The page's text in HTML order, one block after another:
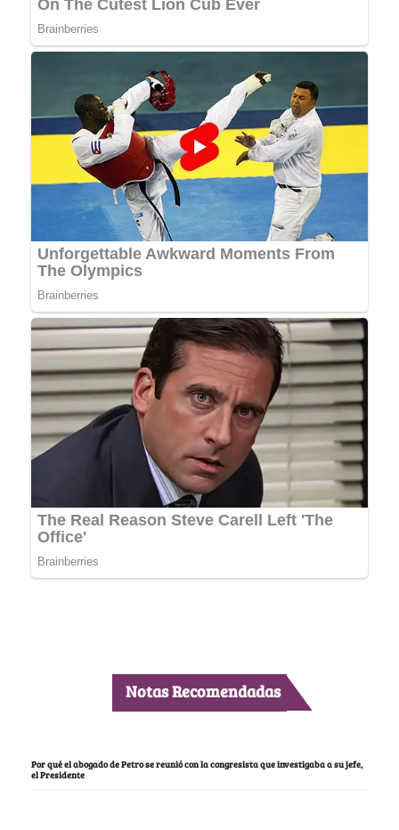
Notas Recomendadas
Por qué el abogado de Petro se reunió con la congresista que investigaba a su jefe,
el Presidente